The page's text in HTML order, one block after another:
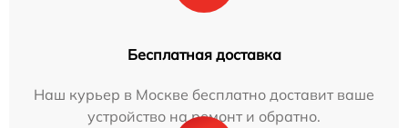
Бесплатная доставка
Наш курьер в Москве бесплатно доставит ваше
устройство на ремонт и обратно.